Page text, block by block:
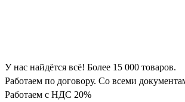
У нас найдётся всё! Более 15 000 товаров.
Работаем по договору. Со всеми
Работаем с НДС 20%